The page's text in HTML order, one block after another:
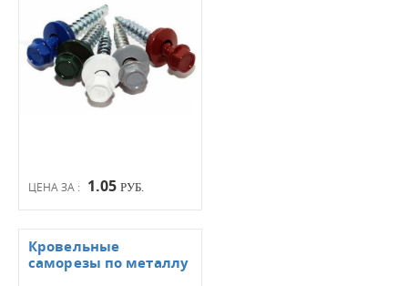
ЦЕНА ЗА : 1.05 РУБ.
Кровельные
саморезы по металлу